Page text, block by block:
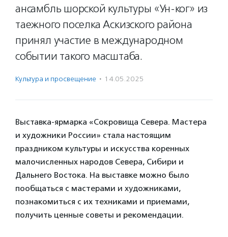
ансамбль шорской культуры «Ун-ког» из
таежного поселка Аскизского района
принял участие в международном
событии такого масштаба.
Культура и просвещение · 14.05.2025
Выставка-ярмарка «Сокровища Севера. Мастера
и художники России» стала настоящим
праздником культуры и искусства коренных
малочисленных народов Севера, Сибири и
Дальнего Востока. На выставке можно было
пообщаться с мастерами и художниками,
познакомиться с их техниками и приемами,
получить ценные советы и рекомендации.